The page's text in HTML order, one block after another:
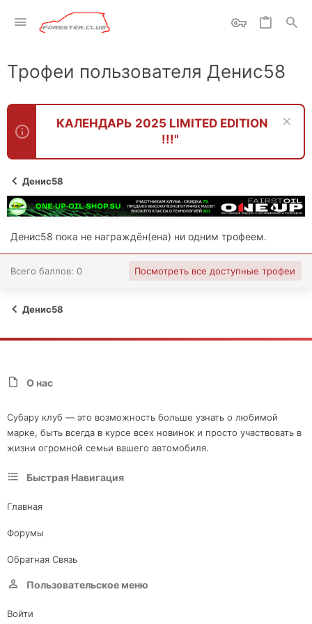
Трофеи пользователя Денис58
КАЛЕНДАРЬ 2025 LIMITED EDITION
!!!"
Денис58
Денис58 пока не награждён(ена) ни одним трофеем.
Всего баллов: 0 Посмотреть все доступные трофеи
Денис58
О нас
Субару клуб — это возможность больше узнать о любимой
марке, быть всегда в курсе всех новинок и просто участвовать в
жизни огромной семьи вашего автомобиля.
Быстрая Навигация
Главная
Форумы
Обратная Связь
Пользовательское меню
Войти